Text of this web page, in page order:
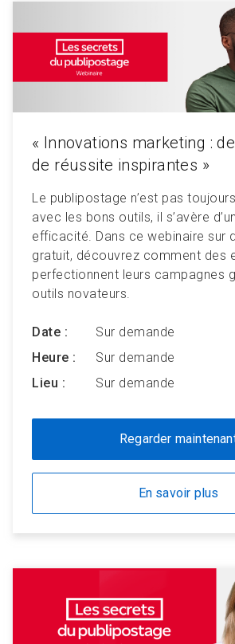
« Innovations marketing :
de réussite inspirantes »
Le publipostage n’est pas
avec les bons outils, il s’avère
efficacité. Dans ce webinaire sur
gratuit, découvrez comment des
perfectionnent leurs campagnes
outils novateurs.
Date :
Sur demande
Heure :
Sur demande
Lieu :
Sur demande
Regarder
En savoir plus